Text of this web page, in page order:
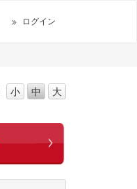
ログイン
小 中 大